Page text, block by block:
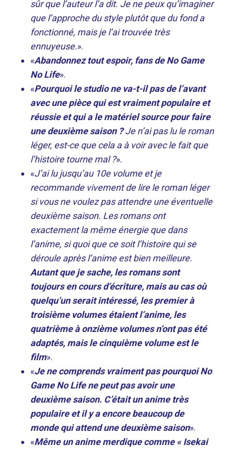
sûr que l’auteur l’a dit. Je ne peux qu’imaginer
que l’approche du style plutôt que du fond a
fonctionné, mais je l’ai trouvée très
ennuyeuse.».
«Abandonnez tout espoir, fans de No Game
No Life».
«Pourquoi le studio ne va-t-il pas de l’avant
avec une pièce qui est vraiment populaire et
réussie et qui a le matériel source pour faire
une deuxième saison ?Je n’ai pas lu le roman
léger, est-ce que cela a à voir avec le fait que
l’histoire tourne mal ?».
«J’ai lu jusqu’au 10e volume et je
recommande vivement de lire le roman léger
si vous ne voulez pas attendre une éventuelle
deuxième saison. Les romans ont
exactement la même énergie que dans
l’anime, si quoi que ce soit l’histoire qui se
déroule après l’anime est bien meilleure.
Autant que je sache, les romans sont
toujours en cours d’écriture, mais au cas où
quelqu’un serait intéressé, les premier à
troisième volumes étaient l’anime, les
quatrième à onzième volumes n’ont pas été
adaptés, mais le cinquième volume est le
film».
«Je ne comprends vraiment pas pourquoi No
Game No Life ne peut pas avoir une
deuxième saison. C’était un anime très
populaire et il y a encore beaucoup de
monde qui attend une deuxième saison».
«Même un anime merdique comme « Isekai